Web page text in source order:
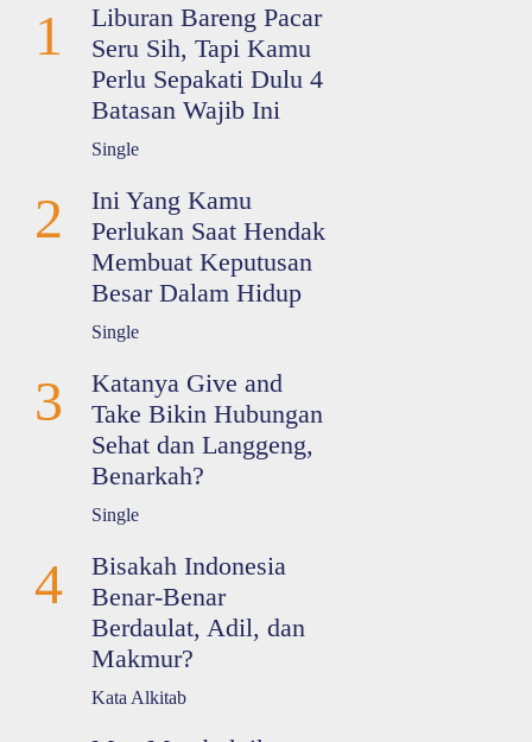
1
Liburan Bareng Pacar
Seru Sih, Tapi Kamu
Perlu Sepakati Dulu 4
Batasan Wajib Ini
Single
2
Ini Yang Kamu
Perlukan Saat Hendak
Membuat Keputusan
Besar Dalam Hidup
Single
3
Katanya Give and
Take Bikin Hubungan
Sehat dan Langgeng,
Benarkah?
Single
4
Bisakah Indonesia
Benar-Benar
Berdaulat, Adil, dan
Makmur?
Kata Alkitab